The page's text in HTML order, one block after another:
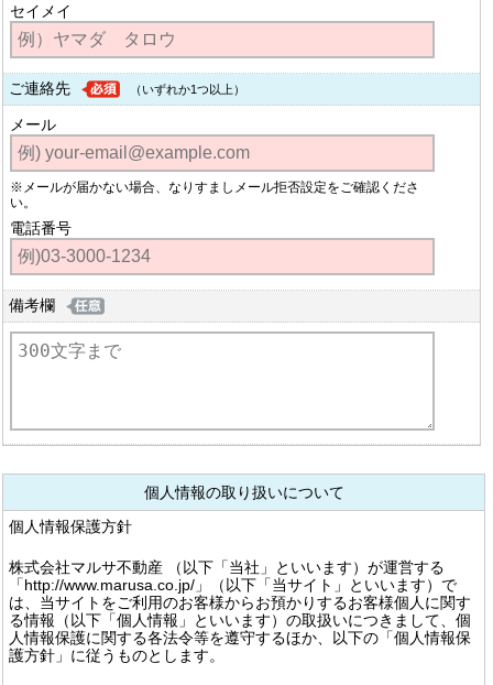
セイメイ
ご連絡先 （いずれか1つ以上）
メール
※メールが届かない場合、なりすましメール拒否設定をご確認くださ
い。
電話番号
備考欄
個人情報の取り扱いについて
個人情報保護方針
株式会社マルサ不動産 （以下「当社」といいます）が運営する
「http://www.marusa.co.jp/」（以下「当サイト」といいます）で
は、当サイトをご利用のお客様からお預かりするお客様個人に関す
る情報（以下「個人情報」といいます）の取扱いにつきまして、個
人情報保護に関する各法令等を遵守するほか、以下の「個人情報保
護方針」に従うものとします。